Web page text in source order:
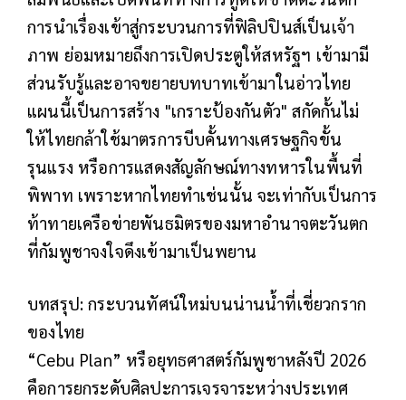
การนำเรื่องเข้าสู่กระบวนการที่ฟิลิปปินส์เป็นเจ้า
ภาพ ย่อมหมายถึงการเปิดประตูให้สหรัฐฯ เข้ามามี
ส่วนรับรู้และอาจขยายบทบาทเข้ามาในอ่าวไทย
แผนนี้เป็นการสร้าง "เกราะป้องกันตัว" สกัดกั้นไม่
ให้ไทยกล้าใช้มาตรการบีบคั้นทางเศรษฐกิจขั้น
รุนแรง หรือการแสดงสัญลักษณ์ทางทหารในพื้นที่
พิพาท เพราะหากไทยทำเช่นนั้น จะเท่ากับเป็นการ
ท้าทายเครือข่ายพันธมิตรของมหาอำนาจตะวันตก
ที่กัมพูชาจงใจดึงเข้ามาเป็นพยาน
บทสรุป: กระบวนทัศน์ใหม่บนน่านน้ำที่เชี่ยวกราก
ของไทย
“Cebu Plan” หรือยุทธศาสตร์กัมพูชาหลังปี 2026
คือการยกระดับศิลปะการเจรจาระหว่างประเทศ